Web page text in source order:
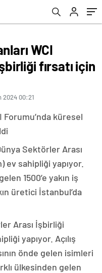
WCI
fırsatı için
2024 00:21
Forumu’nda küresel
Sektörler Arası
ev sahipliği yapıyor.
1500’e yakın iş
üretici İstanbul’da
Arası İşbirliği
yapıyor. Açılış
önde gelen isimleri
ülkesinden gelen